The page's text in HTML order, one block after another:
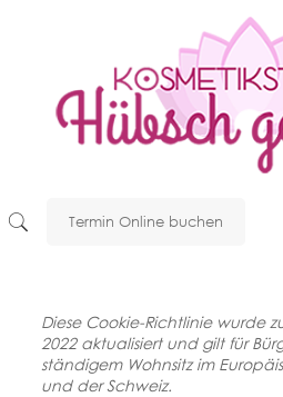
Termin Online buchen
Diese Cookie-Richtlinie wurde
2022 aktualisiert und gilt für
ständigem Wohnsitz im
und der Schweiz.